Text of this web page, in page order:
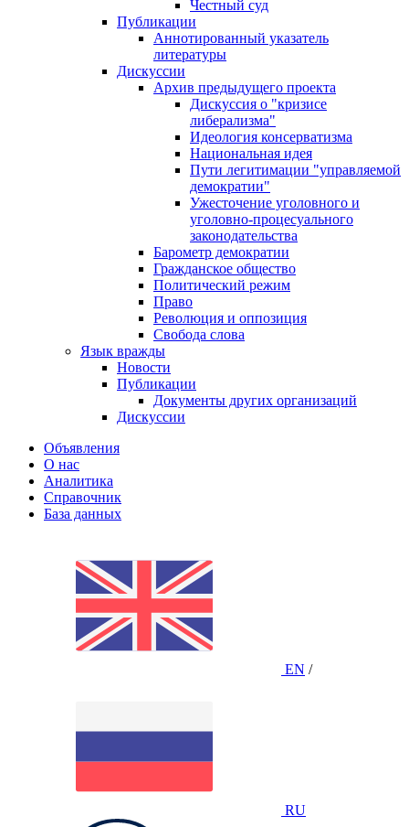
Честный суд
Публикации
Аннотированный указатель
литературы
Дискуссии
Архив предыдущего проекта
Дискуссия о "кризисе
либерализма"
Идеология консерватизма
Национальная идея
Пути легитимации "управляемой
демократии"
Ужесточение уголовного и
уголовно-процесуального
законодательства
Барометр демократии
Гражданское общество
Политический режим
Право
Революция и оппозиция
Свобода слова
Язык вражды
Новости
Публикации
Документы других организаций
Дискуссии
Объявления
О нас
Аналитика
Справочник
База данных
EN /
RU